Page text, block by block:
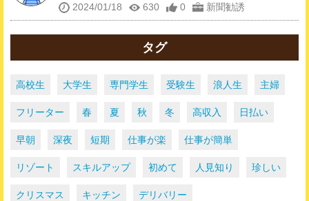
2024/01/18 630 0 新聞勧誘
タグ
高校生 大学生 専門学生 受験生 浪人生 主婦
フリーター 春 夏 秋 冬 高収入 日払い
早朝 深夜 短期 仕事が楽 仕事が簡単
リゾート スキルアップ 初めて 人見知り 珍しい
クリスマス キッチン デリバリー